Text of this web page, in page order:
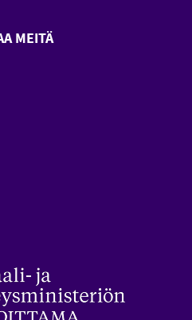
MEITÄ
ikkunaan)